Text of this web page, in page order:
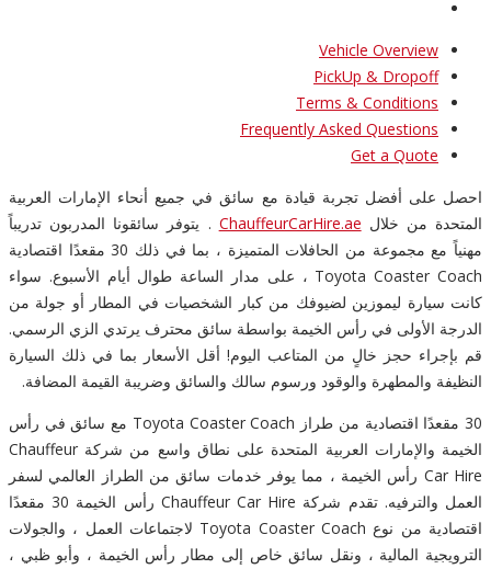
Vehicle Overview
PickUp & Dropoff
Terms & Conditions
Frequently Asked Questions
Get a Quote
احصل على أفضل تجربة قيادة مع سائق في جميع أنحاء الإمارات العربية
المتحدة من خلال ChauffeurCarHire.ae . يتوفر سائقونا المدربون تدريباً
مهنياً مع مجموعة من الحافلات المتميزة ، بما في ذلك 30 مقعدًا اقتصادية
Toyota Coaster Coach ، على مدار الساعة طوال أيام الأسبوع. سواء
كانت سيارة ليموزين لضيوفك من كبار الشخصيات في المطار أو جولة من
الدرجة الأولى في رأس الخيمة بواسطة سائق محترف يرتدي الزي الرسمي.
قم بإجراء حجز خالٍ من المتاعب اليوم! أقل الأسعار بما في ذلك السيارة
النظيفة والمطهرة والوقود ورسوم سالك والسائق وضريبة القيمة المضافة.
30 مقعدًا اقتصادية من طراز Toyota Coaster Coach مع سائق في رأس
الخيمة والإمارات العربية المتحدة على نطاق واسع من شركة Chauffeur
Car Hire رأس الخيمة ، مما يوفر خدمات سائق من الطراز العالمي لسفر
العمل والترفيه. تقدم شركة Chauffeur Car Hire رأس الخيمة 30 مقعدًا
اقتصادية من نوع Toyota Coaster Coach لاجتماعات العمل ، والجولات
الترويجية المالية ، ونقل سائق خاص إلى مطار رأس الخيمة ، وأبو ظبي ،